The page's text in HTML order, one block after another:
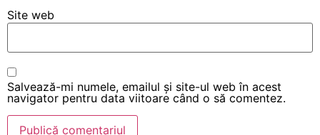
Site web
Salvează-mi numele, emailul și site-ul web în acest
navigator pentru data viitoare când o să comentez.